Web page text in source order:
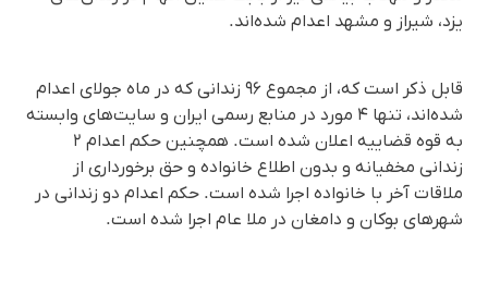
یزد، شیراز و مشهد اعدام شده‌اند.
قابل ذکر است که، از مجموع ۹۶ زندانی که در ماه جولای ‌اعدام
شده‌اند، تنها ۴ مورد در منابع رسمی ایران و سایت‌های وابسته
به قوه قضاییه اعلان شده است. همچنین حکم اعدام ۲
زندانی مخفیانه و بدون اطلاع خانواده و حق برخورداری از
ملاقات آخر با خانواده اجرا شده است. حکم اعدام دو زندانی در
شهرهای بوکان و دامغان در ملا عام اجرا شده است.